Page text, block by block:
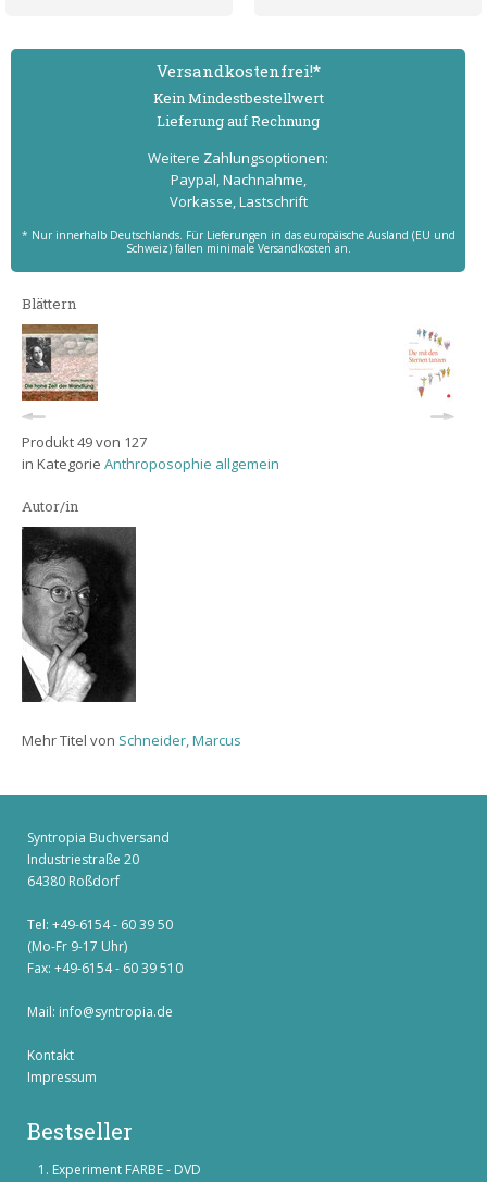
Versand­kostenfrei!*
Kein Mindest­bestell­wert
Lieferung auf Rechnung
Weitere Zahlungs­optionen:
Paypal, Nachnahme,
Vorkasse, Lastschrift
* Nur innerhalb Deutschlands. Für Lieferungen in das europäische Ausland (EU und
Schweiz) fallen minimale Versandkosten an.
Blättern
Produkt 49 von 127
in Kategorie Anthroposophie allgemein
Autor/in
Mehr Titel von Schneider, Marcus
Syntropia Buchversand
Industriestraße 20
64380 Roßdorf
Tel: +49-6154 - 60 39 50
(Mo-Fr 9-17 Uhr)
Fax: +49-6154 - 60 39 510
Mail: info@syntropia.de
Kontakt
Impressum
Bestseller
Experiment FARBE - DVD